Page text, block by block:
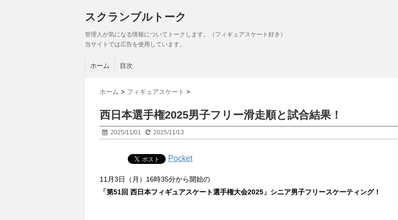
スクランブルトーク
管理人が気になる情報についてトークします。（フィギュアスケート好き）
当サイトでは広告を使用しています。
ホーム 目次
ホーム > フィギュアスケート >
西日本選手権2025男子フリー滑走順と試合結果！
2025/11/01 2025/11/13
Pocket
11月3日（月）16時35分から開始の
「第51回 西日本フィギュアスケート選手権大会2025」シニア男子フリースケーティング！